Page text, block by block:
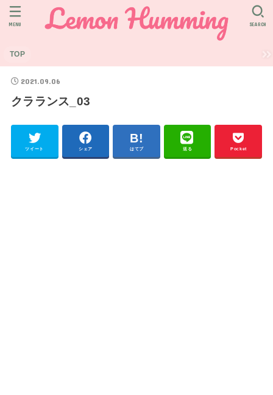
TOP
SEARCH
MENU
2021.09.06
クラランス_03
ツイート シェア はてブ 送る Pocket